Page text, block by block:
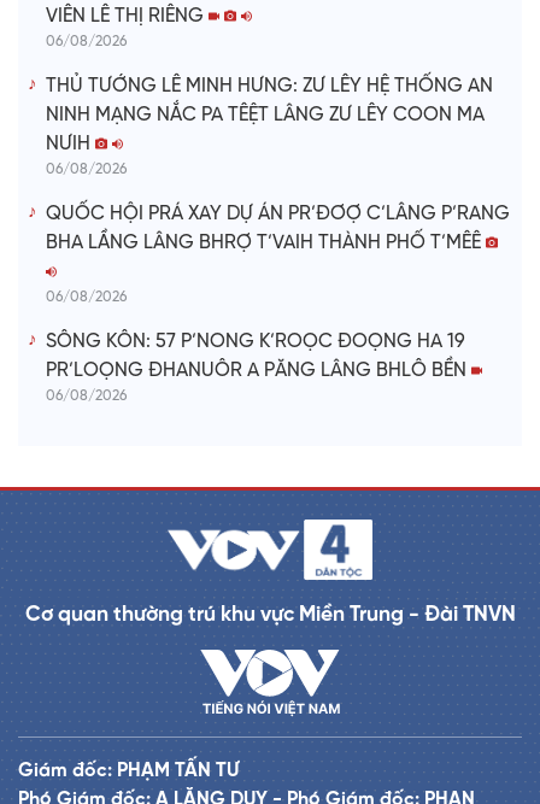
VIÊN LÊ THỊ RIÊNG
06/08/2026
THỦ TƯỚNG LÊ MINH HƯNG: ZƯ LÊY HỆ THỐNG AN
NINH MẠNG NẮC PA TÊỆT LÂNG ZƯ LÊY COON MA
NƯIH
06/08/2026
QUỐC HỘI PRÁ XAY DỰ ÁN PR’ĐƠỢ C’LÂNG P’RANG
BHA LẦNG LÂNG BHRỢ T’VAIH THÀNH PHỐ T’MÊÊ
06/08/2026
SÔNG KÔN: 57 P’NONG K’ROỌC ĐOỌNG HA 19
PR’LOỌNG ĐHANUÔR A PĂNG LÂNG BHLÔ BỀN
06/08/2026
Cơ quan thường trú khu vực Miền Trung - Đài TNVN
Giám đốc: PHẠM TẤN TƯ
Phó Giám đốc: A LĂNG DUY - Phó Giám đốc: PHAN